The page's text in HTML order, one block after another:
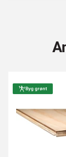
Byg grønt